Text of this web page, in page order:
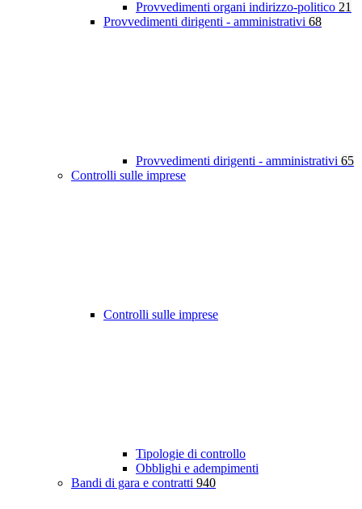
Provvedimenti organi indirizzo-politico 21
Provvedimenti dirigenti - amministrativi 68
Provvedimenti dirigenti - amministrativi 65
Controlli sulle imprese
Controlli sulle imprese
Tipologie di controllo
Obblighi e adempimenti
Bandi di gara e contratti 940